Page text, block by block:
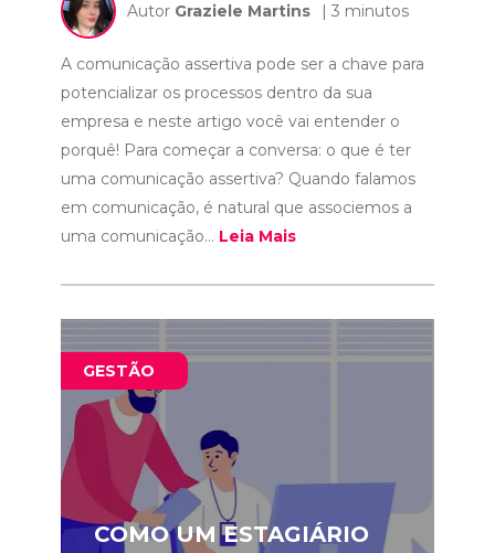
Autor Graziele Martins | 3 minutos
A comunicação assertiva pode ser a chave para
potencializar os processos dentro da sua
empresa e neste artigo você vai entender o
porquê! Para começar a conversa: o que é ter
uma comunicação assertiva? Quando falamos
em comunicação, é natural que associemos a
uma comunicação... Leia Mais
GESTÃO
COMO UM ESTAGIÁRIO